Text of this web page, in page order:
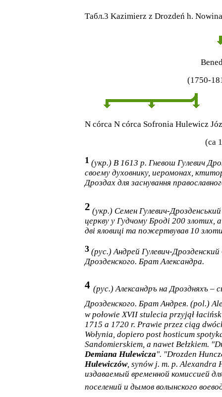
Табл.3 Kazimierz z Drozdeń h.
(1750-
N córca N córca Sofronia Hulewicz
(ca
1 (укр.) В 1613 р. Гневош Гулевич
своему духовнику, иеромонах,
Дроздах для заснування
2 (укр.) Семен Гулевич-
церкву у Гудчому Броді 200 злотих,
дві яловиці та пожертвував 10
3(рус.)Андрей Гулевич-
Дрозденского. Брат Александра.
4 (рус.) Александръ на Дроздняхъ –
Дрозденского. Брат Андрея. (pol.)
w połowie XVII stulecia przyjął
1715 a 1720 r. Prawie przez ciąg
Wołynia, dopiero post hosticum
Sandomierskiem, a nawet Bełzkiem.
Demiana Hulewicza". "Drozden
Hulewiczów, synów j. m. p. Alexandra
издаваемый временной комиссией
поселений и дымов волынского